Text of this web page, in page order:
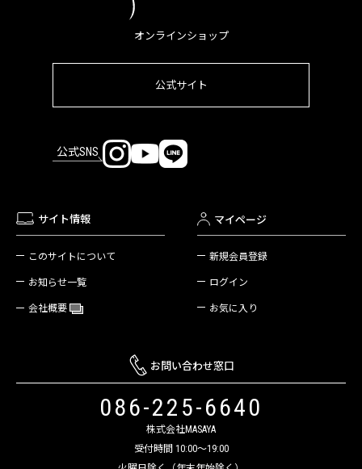
オンラインショップ
公式サイト
公式SNS
サイト情報
このサイトについて
お知らせ一覧
会社概要
マイページ
新規会員登録
ログイン
お気に入り
お問い合わせ窓口
086-225-6640
株式会社MASAYA
受付時間 10:00～19:00